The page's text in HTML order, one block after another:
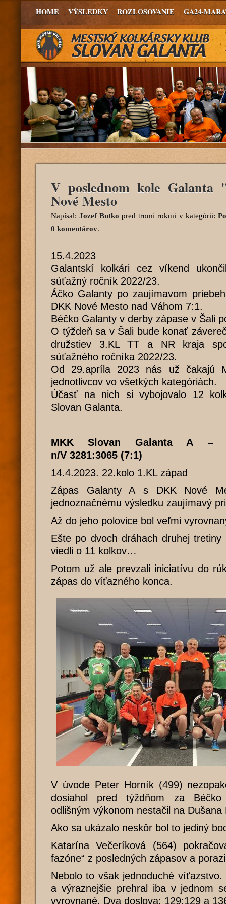
HOME VÝSLEDKY ROZLOSOVANIE GA24-
V poslednom kole
Nové Mesto
Napísal:Jozef Butko pred tromi rokmi v kategórii:
0 komentárov.
15.4.2023
Galantskí kolkári cez víkend
súťažný ročník 2022/23.
Áčko Galanty po zaujímavom
DKK Nové Mesto nad Váhom 7:1.
Béčko Galanty v derby zápase v Šali
O týždeň sa v Šali bude konať
družstiev 3.KL TT a NR kraja
súťažného ročníka 2022/23.
Od 29.apríla 2023 nás už čakajú
jednotlivcov vo všetkých kategóriách.
Účasť na nich si vybojovalo 12
Slovan Galanta.
MKK Slovan Galanta A –
n/V 3281:3065 (7:1)
14.4.2023. 22.kolo 1.KL západ
Zápas Galanty A s DKK Nové
jednoznačnému výsledku zaujímavý
Až do jeho polovice bol veľmi
Ešte po dvoch dráhach druhej tretiny
viedli o 11 kolkov…
Potom už ale prevzali iniciatívu do
zápas do víťazného konca.
V úvode Peter Horník (499)
dosiahol pred týždňom za Béčko
odlišným výkonom nestačil na Dušana
Ako sa ukázalo neskôr bol to jediný
Katarína Večeríková (564)
fazóne“ z posledných zápasov a
Nebolo to však jednoduché
a výraznejšie prehral iba v jednom
vyrovnané. Dva doslova: 129:129 a